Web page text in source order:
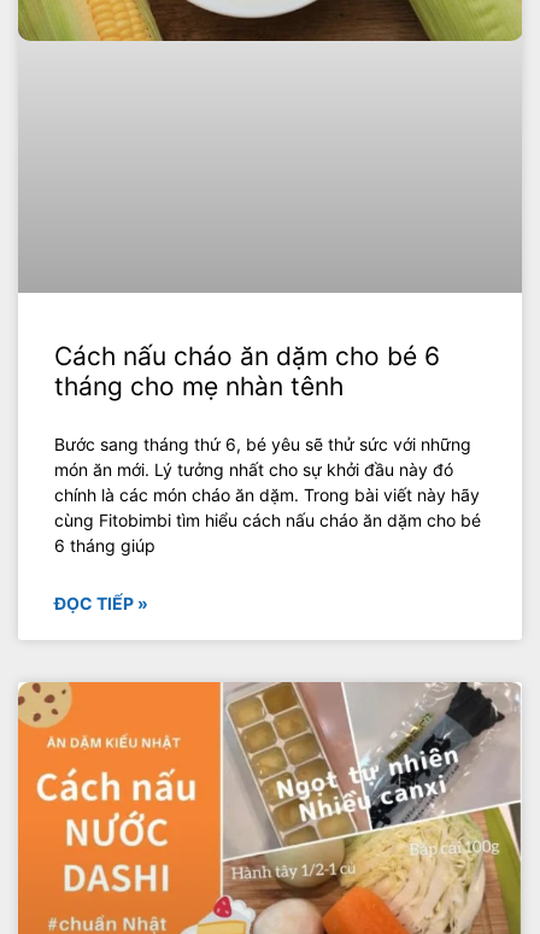
Cách nấu cháo ăn dặm cho bé 6
tháng cho mẹ nhàn tênh
Bước sang tháng thứ 6, bé yêu sẽ thử sức với những
món ăn mới. Lý tưởng nhất cho sự khởi đầu này đó
chính là các món cháo ăn dặm. Trong bài viết này hãy
cùng Fitobimbi tìm hiểu cách nấu cháo ăn dặm cho bé
6 tháng giúp
ĐỌC TIẾP »